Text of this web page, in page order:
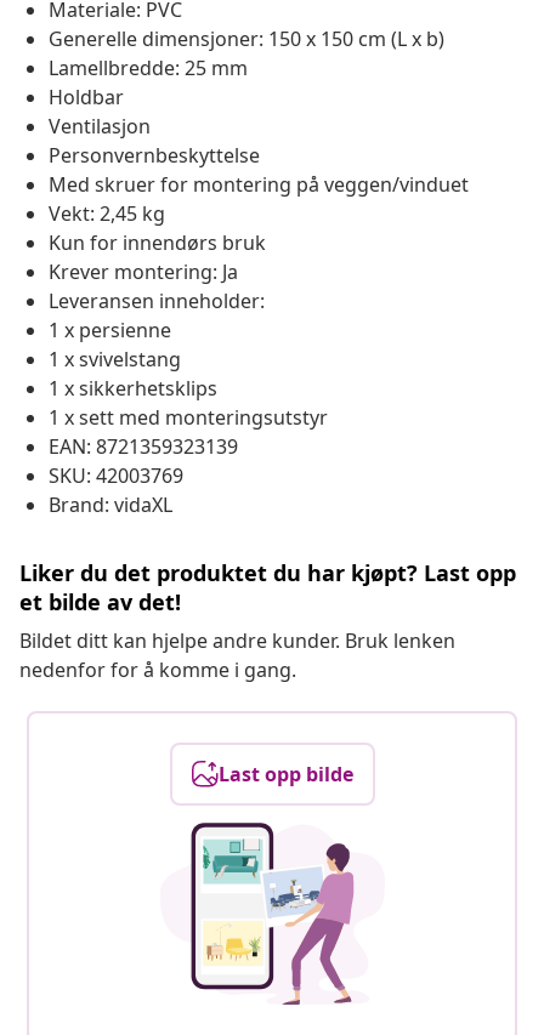
Materiale: PVC
Generelle dimensjoner: 150 x 150 cm (L x b)
Lamellbredde: 25 mm
Holdbar
Ventilasjon
Personvernbeskyttelse
Med skruer for montering på veggen/vinduet
Vekt: 2,45 kg
Kun for innendørs bruk
Krever montering: Ja
Leveransen inneholder:
1 x persienne
1 x svivelstang
1 x sikkerhetsklips
1 x sett med monteringsutstyr
EAN: 8721359323139
SKU: 42003769
Brand: vidaXL
Liker du det produktet du har kjøpt? Last opp
et bilde av det!
Bildet ditt kan hjelpe andre kunder. Bruk lenken
nedenfor for å komme i gang.
Last opp bilde